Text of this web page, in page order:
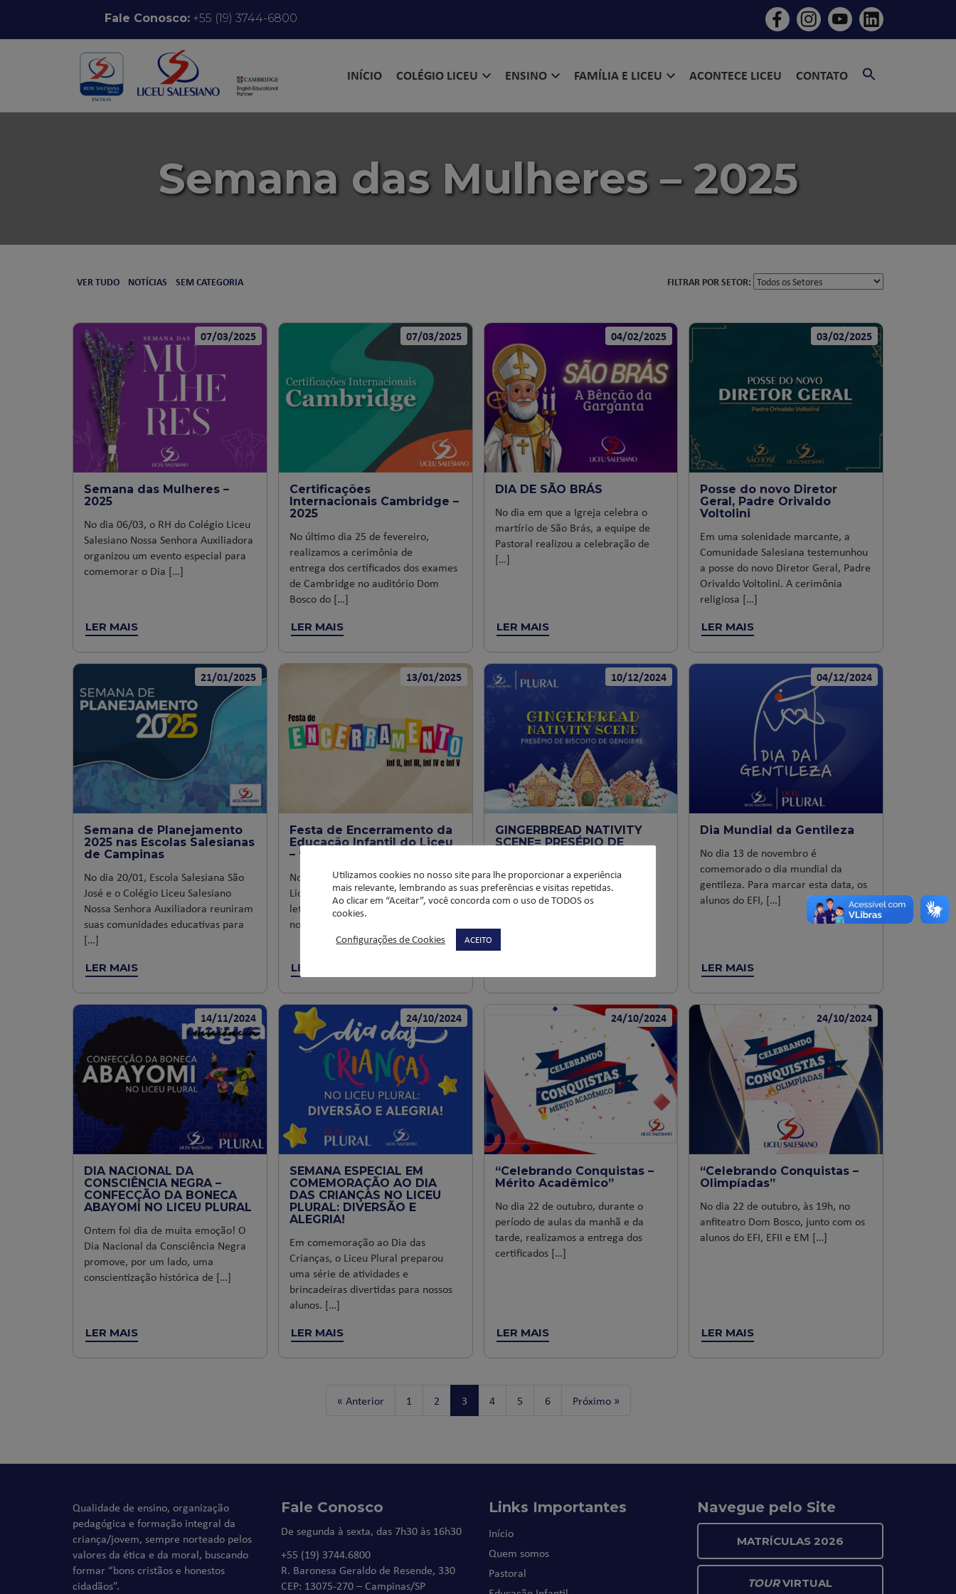
Pular para o conteúdoFale Conosco:+55 (19) 3744-6800
INÍCIO COLÉGIO LICEU ENSINO FAMÍLIA E LICEU ACONTECE LICEU CONTATO
Semana das Mulheres – 2025
VER TUDO NOTÍCIAS SEM CATEGORIA FILTRAR POR SETOR:
07/03/2025
Semana das Mulheres –
2025
No dia 06/03, o RH do Colégio Liceu
Salesiano Nossa Senhora Auxiliadora
organizou um evento especial para
comemorar o Dia […]
LER MAIS
07/03/2025
Certificações
Internacionais Cambridge –
2025
No último dia 25 de fevereiro,
realizamos a cerimônia de
entrega dos certificados dos exames
de Cambridge no auditório Dom
Bosco do […]
LER MAIS
04/02/2025
DIA DE SÃO BRÁS
No dia em que a Igreja celebra o
martírio de São Brás, a equipe de
Pastoral realizou a celebração de
[…]
LER MAIS
03/02/2025
Posse do novo Diretor
Geral, Padre Orivaldo
Voltolini
Em uma solenidade marcante, a
Comunidade Salesiana testemunhou
a posse do novo Diretor Geral, Padre
Orivaldo Voltolini. A cerimônia
religiosa […]
LER MAIS
21/01/2025
Semana de Planejamento
2025 nas Escolas Salesianas
de Campinas
No dia 20/01, Escola Salesiana São
José e o Colégio Liceu Salesiano
Nossa Senhora Auxiliadora reuniram
suas comunidades educativas para
[…]
LER MAIS
13/01/2025
Festa de Encerramento da
Educação Infantil do Liceu
– “Os Artistas do Girolhar”
No final de dezembro de 2024, o
Liceu Salesiano encerrou o ano
letivo da Educação Infantil com uma
noite mágica […]
LER MAIS
10/12/2024
GINGERBREAD NATIVITY
SCENE= PRESÉPIO DE
No dia 21/11 e 05/12, os alunos da
Educação Infantil e EFI, do Liceu
Plural, montaram um presépio de
04/12/2024
Dia Mundial da Gentileza
No dia 13 de novembro é
comemorado o dia mundial da
gentileza. Para marcar esta data, os
alunos do EFI, […]
LER MAIS
14/11/2024
DIA NACIONAL DA
CONSCIÊNCIA NEGRA –
CONFECÇÃO DA BONECA
ABAYOMI NO LICEU PLURAL
Ontem foi dia de muita emoção! O
Dia Nacional da Consciência Negra
promove, por um lado, uma
conscientização histórica de […]
LER MAIS
24/10/2024
SEMANA ESPECIAL EM
COMEMORAÇÃO AO DIA
DAS CRIANÇAS NO LICEU
PLURAL: DIVERSÃO E
ALEGRIA!
Em comemoração ao Dia das
Crianças, o Liceu Plural preparou
uma série de atividades e
brincadeiras divertidas para nossos
alunos. […]
LER MAIS
24/10/2024
“Celebrando Conquistas –
Mérito Acadêmico”
No dia 22 de outubro, durante o
período de aulas da manhã e da
tarde, realizamos a entrega dos
certificados […]
LER MAIS
24/10/2024
“Celebrando Conquistas –
Olimpíadas”
No dia 22 de outubro, às 19h, no
anfiteatro Dom Bosco, junto com os
alunos do EFI, EFII e EM […]
LER MAIS
« Anterior 1 2 3 4 5 6 Próximo »
Qualidade de ensino, organização
pedagógica e formação integral da
criança/jovem, sempre norteado pelos
valores da ética e da moral, buscando
formar “bons cristãos e honestos
cidadãos”.
Fale Conosco
De segunda à sexta, das 7h30 às 16h30
+55 (19) 3744.6800
R. Baronesa Geraldo de Resende, 330
CEP: 13075-270 – Campinas/SP
Links Importantes
Início
Quem somos
Pastoral
Navegue pelo Site
MATRÍCULAS 2026
TOURVIRTUAL
Utilizamos cookies no nosso site para lhe proporcionar a experiência
mais relevante, lembrando as suas preferências e visitas repetidas.
Ao clicar em “Aceitar”, você concorda com o uso de TODOS os
cookies.
Configurações de Cookies
ACEITO